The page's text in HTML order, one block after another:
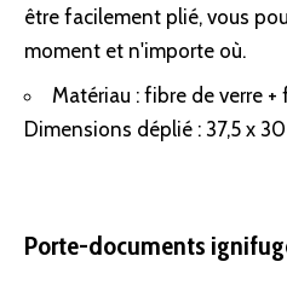
être facilement plié, vous
moment et n'importe où.
Matériau : fibre de verre
Dimensions déplié : 37,5 x
Porte-documents